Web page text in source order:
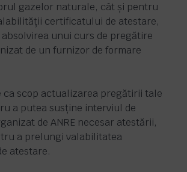
gazelor naturale, cât și pentru
certificatului de atestare,
unui curs de pregătire
de un furnizor de formare
ca scop actualizarea pregătirii tale
a putea susține interviul de
de ANRE necesar atestării,
a prelungi valabilitatea
atestare.